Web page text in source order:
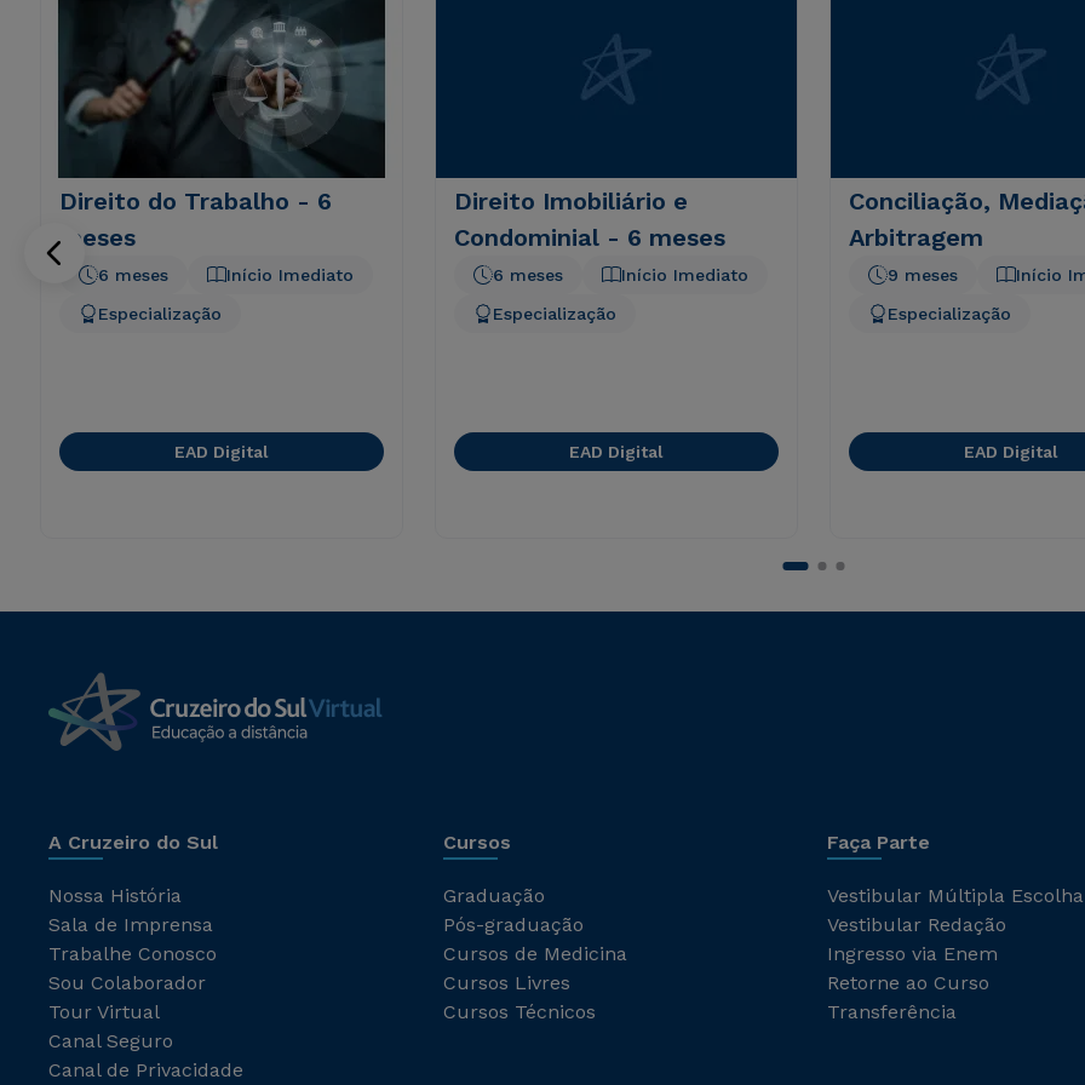
Direito do Trabalho - 6
meses
Início Imediato
6 meses
Especialização
EAD Digital
Direito Imobiliário e
Condominial - 6 meses
Início Imediato
6 meses
Especialização
EAD Digital
Conciliação,
Arbitragem
Início
9 meses
Especialização
EAD Digital
A Cruzeiro do Sul
Nossa História
Sala de Imprensa
Trabalhe Conosco
Sou Colaborador
Tour Virtual
Canal Seguro
Canal de Privacidade
Cursos
Graduação
Pós-graduação
Cursos de Medicina
Cursos Livres
Cursos Técnicos
Faça Parte
Vestibular Múltipla Escolha
Vestibular Redação
Ingresso via Enem
Retorne ao Curso
Transferência